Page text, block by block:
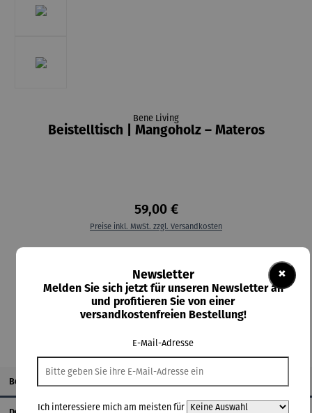
Bene Living
Beistelltisch | Mangoholz – Materos
59,00 €
Preise inkl. MwSt. zzgl. Versandkosten
In den Warenkorb
Beschreibung
×
Newsletter
Melden Sie sich jetzt für unseren Newsletter an
und profitieren Sie von einer
versandkostenfreien Bestellung!
E-Mail-Adresse
Ich interessiere mich am meisten für